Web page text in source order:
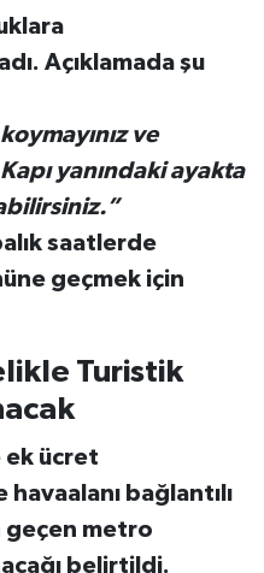
. Açıklamada şu
ve
yanındaki ayakta
saatlerde
geçmek için
Turistik
ek ücret
havaalanı bağlantılı
metro
belirtildi.